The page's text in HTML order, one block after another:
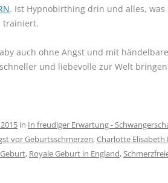
. Ist Hypnobirthing drin und alles, was
trainiert.
auch ohne Angst und mit
und liebevolle zur Welt
in In freudiger Erwartung -
vor Geburtsschmerzen,Charlotte Elisabeth
, Royale Geburt in England,